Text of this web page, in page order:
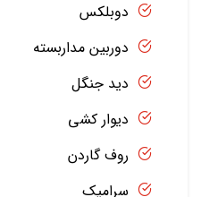
دوبلکس
دوربین مداربسته
دید جنگل
دیوار کشی
روف گاردن
سرامیک